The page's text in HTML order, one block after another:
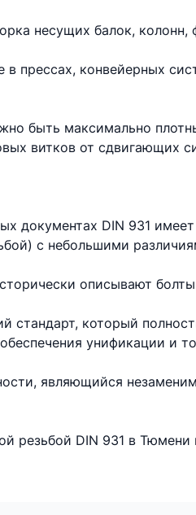
несущих балок,
в прессах, конвейерных
быть максимально
витков от сдвигающих
документах DIN 931
с небольшими
описывают
который
унификации и
являющийся
резьбой DIN 931 в